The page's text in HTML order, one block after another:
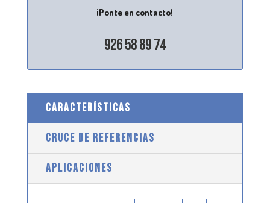
¡Ponte en contacto!
926 58 89 74
CARACTERÍSTICAS
CRUCE DE REFERENCIAS
APLICACIONES